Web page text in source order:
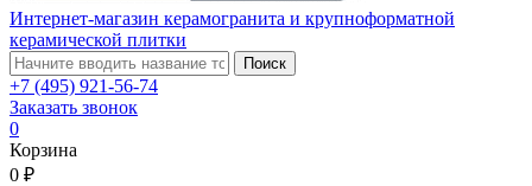
Интернет-магазин керамогранита и крупноформатной
керамической плитки
Поиск
+7 (495) 921-56-74
Заказать звонок
0
Корзина
0 ₽